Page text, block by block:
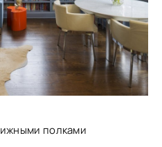
полками